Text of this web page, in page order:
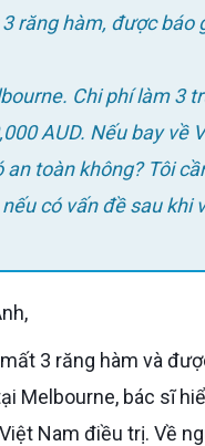
răng hàm, được báo
AUD. Nếu bay về
toàn không? Tôi
có vấn đề sau khi
Melbourne, bác sĩ
Nam điều trị. Về